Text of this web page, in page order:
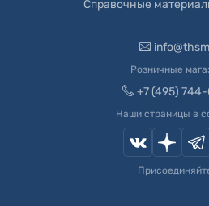
Справочные
Розничные
+7 (495)
Наши страницы в